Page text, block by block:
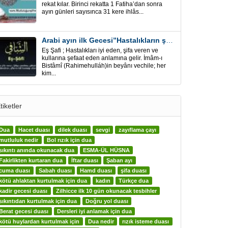
rekat kılar. Birinci rekatta 1 Fatiha’dan sonra
ayın günleri sayısınca 31 kere ihlâs...
Arabi ayın ilk Gecesi”Hastalıkların şifa için” Eş-Şafi
Eş Şafi ; Hastalıkları iyi eden, şifa veren ve
kullarına şefaat eden anlamına gelir. İmâm-ı
Bistâmî (Rahimehulláh)in beyânı vechile; her
kim...
Hacet duası dilek duası sevgi
zayıflama çayı
nedir
Bol rızık için dua
anında okunacak dua
ESMA-ÜL HÜSNA
kurtaran dua
İftar duası
Şaban ayı
duası
Sabah duası Hamd duası
şifa duası
ahlaktan kurtulmak için dua
kadın
Türkçe dua
gecesi duası
Zilhicce ilk 10 gün okunacak tesbihler
kurtulmak için dua
Doğru yol duası
gecesi duası
Dersleri iyi anlamak için dua
huylardan kurtulmak için
Dua nedir rızık isteme duası